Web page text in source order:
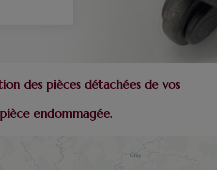
des pièces détachées de vos
endommagée.